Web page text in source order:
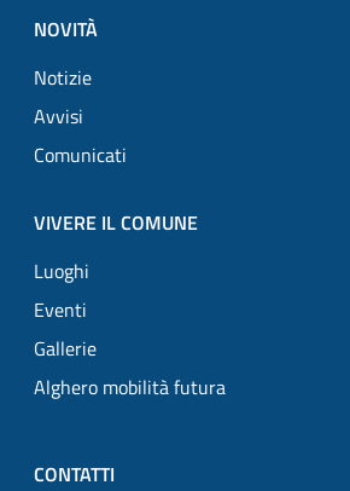
NOVITÀ
Notizie
Avvisi
Comunicati
VIVERE IL COMUNE
Luoghi
Eventi
Gallerie
Alghero mobilità futura
CONTATTI